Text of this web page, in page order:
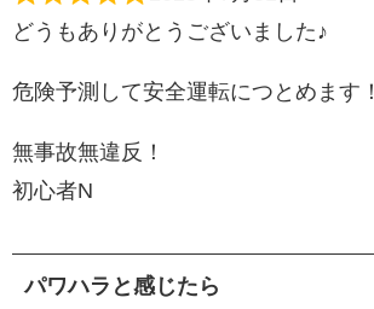
どうもありがとうございました♪
危険予測して安全運転につとめます！
無事故無違反！
初心者N
パワハラと感じたら